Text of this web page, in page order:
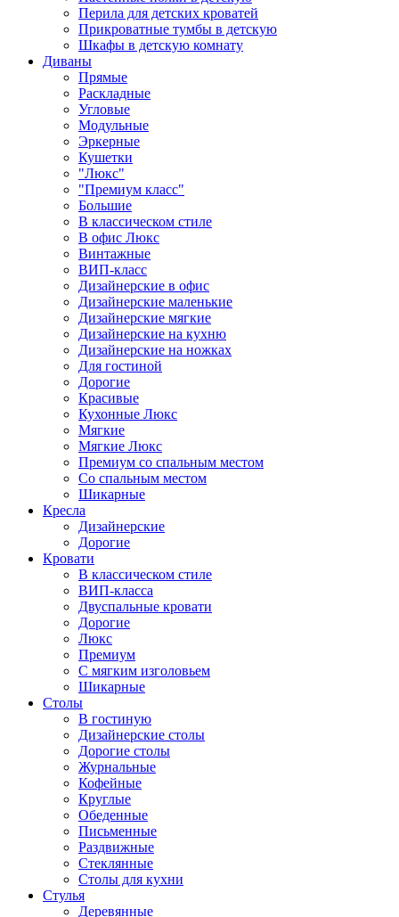
Перила для детских кроватей
Прикроватные тумбы в детскую
Шкафы в детскую комнату
Диваны
Прямые
Раскладные
Угловые
Модульные
Эркерные
Кушетки
"Люкс"
"Премиум класс"
Большие
В классическом стиле
В офис Люкс
Винтажные
ВИП-класс
Дизайнерские в офис
Дизайнерские маленькие
Дизайнерские мягкие
Дизайнерские на кухню
Дизайнерские на ножках
Для гостиной
Дорогие
Красивые
Кухонные Люкс
Мягкие
Мягкие Люкс
Премиум со спальным местом
Со спальным местом
Шикарные
Кресла
Дизайнерские
Дорогие
Кровати
В классическом стиле
ВИП-класса
Двуспальные кровати
Дорогие
Люкс
Премиум
С мягким изголовьем
Шикарные
Столы
В гостиную
Дизайнерские столы
Дорогие столы
Журнальные
Кофейные
Круглые
Обеденные
Письменные
Раздвижные
Стеклянные
Столы для кухни
Стулья
Деревянные